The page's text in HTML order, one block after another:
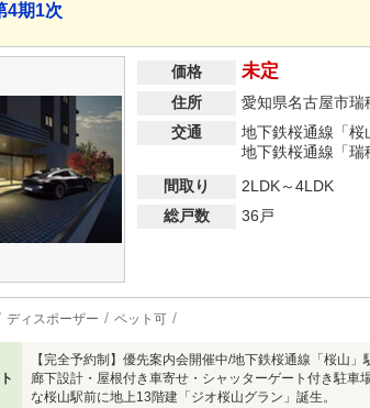
期1次
価格 未定
住所
愛知県名古屋市瑞
交通
地下鉄桜通線「桜
地下鉄桜通線「瑞
間取り
2LDK～4LDK
総戸数 36戸
ディスポーザー ペット可
【完全予約制】優先案内会開催中/地下鉄桜通線「桜山
廊下設計・屋根付き車寄せ・シャッターゲート付き駐
な桜山駅前に地上13階建「ジオ桜山グラン」誕生。